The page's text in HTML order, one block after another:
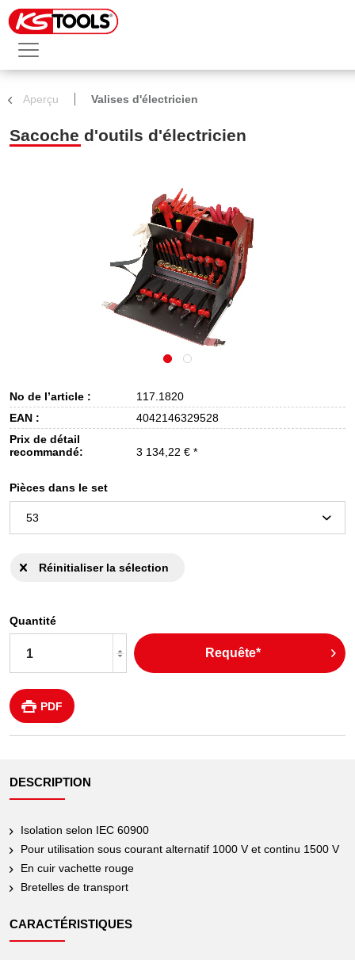
Aperçu Valises d'électricien
Sacoche d'outils d'électricien
No de l’article :
117.1820
EAN :
4042146329528
Prix de détail
recommandé:
3 134,22 € *
Pièces dans le set
Réinitialiser la sélection
Quantité
Requête*
PDF
DESCRIPTION
Isolation selon IEC 60900
Pour utilisation sous courant alternatif 1000 V et continu 1500 V
En cuir vachette rouge
Bretelles de transport
CARACTÉRISTIQUES